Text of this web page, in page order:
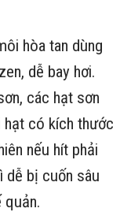
hòa tan dùng
dễ bay hơi.
các hạt sơn
hạt có kích thước
nếu hít phải
dễ bị cuốn sâu
quản.